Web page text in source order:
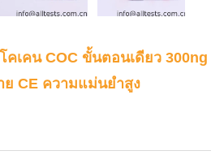
เคน COC ขั้นตอนเดียว 300ng
ย CE ความแม่นยำสูง